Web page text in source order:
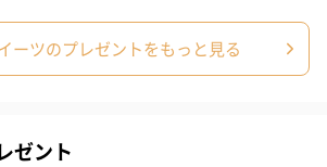
ーツのプレゼントをもっと見る
ゼント